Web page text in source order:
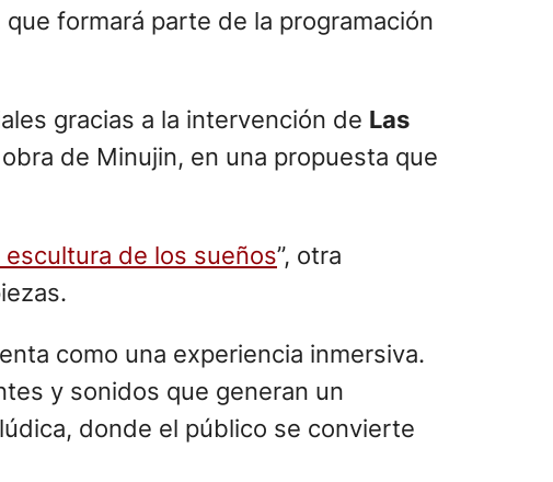
formará parte de la programación
gracias a la intervención de Las
de Minujin, en una propuesta que
escultura de los sueños”, otra
como una experiencia inmersiva.
y sonidos que generan un
donde el público se convierte